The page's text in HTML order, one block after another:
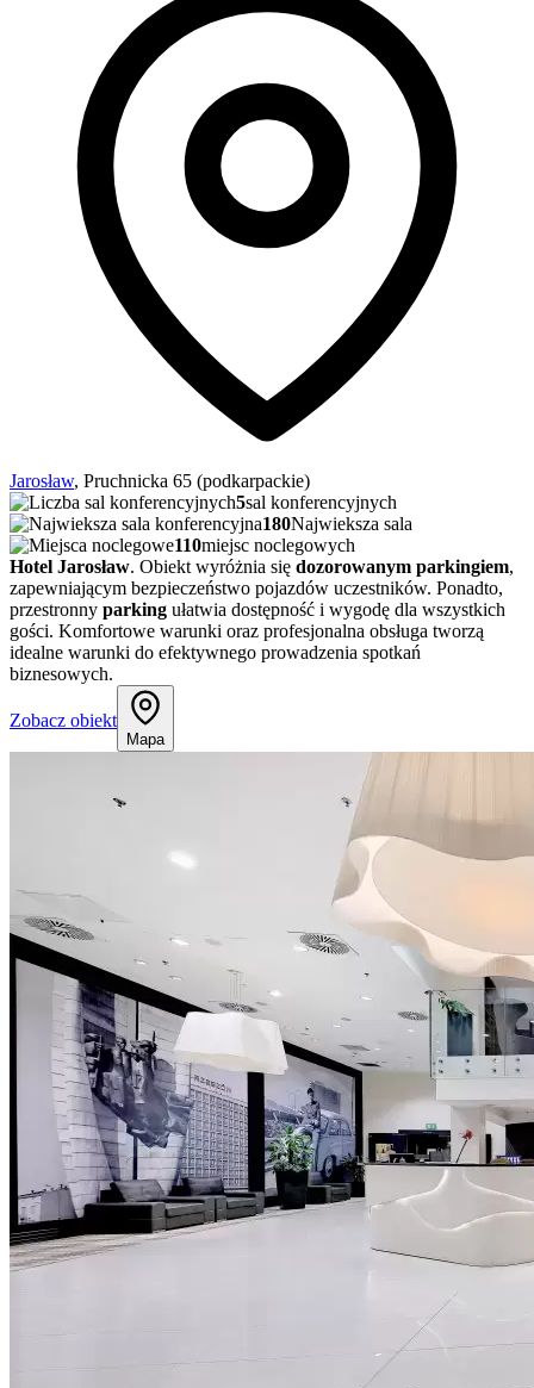
Jarosław, Pruchnicka 65 (podkarpackie)
5sal konferencyjnych
180Najwieksza sala
110miejsc noclegowych
Hotel Jarosław. Obiekt wyróżnia się dozorowanym parkingiem,
zapewniającym bezpieczeństwo pojazdów uczestników. Ponadto,
przestronny parking ułatwia dostępność i wygodę dla wszystkich
gości. Komfortowe warunki oraz profesjonalna obsługa tworzą
idealne wa​​runki do efektywnego prowadzenia spotkań
biznesowych.
Zobacz obiekt
Mapa